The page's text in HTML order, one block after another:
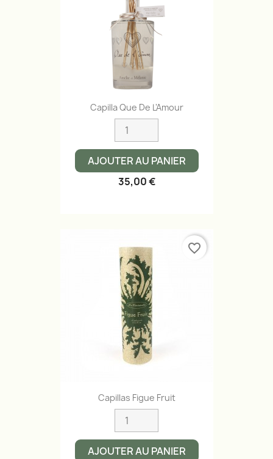
Capilla Que De L'Amour
AJOUTER AU PANIER
35,00 €
Capillas Figue Fruit
AJOUTER AU PANIER
favorite_border